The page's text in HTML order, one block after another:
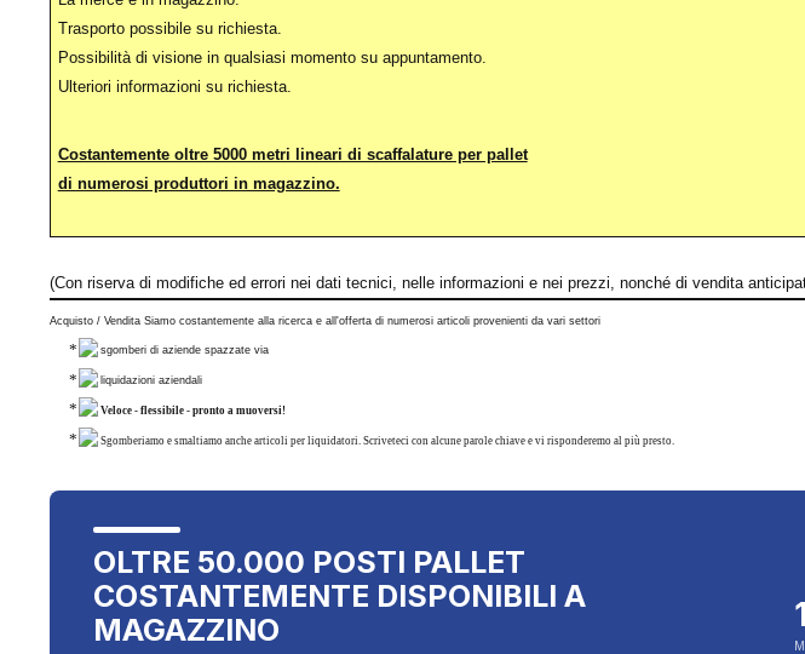
Trasporto possibile su richiesta.
Possibilità di visione in qualsiasi momento su appuntamento.
Ulteriori informazioni su richiesta.
Costantemente oltre 5000 metri lineari di scaffalature per pallet
di numerosi produttori in magazzino.
(Con riserva di modifiche ed errori nei dati tecnici, nelle informazioni e nei prezzi, nonché di vendita
Acquisto / Vendita Siamo costantemente alla ricerca e all'offerta di numerosi articoli provenienti da vari settori
sgomberi di aziende spazzate via
liquidazioni aziendali
Veloce - flessibile - pronto a muoversi!
Sgomberiamo e smaltiamo anche articoli per liquidatori. Scriveteci con alcune parole chiave e vi risponderemo al più presto.
OLTRE 50.000 POSTI PALLET
COSTANTEMENTE DISPONIBILI A
MAGAZZINO